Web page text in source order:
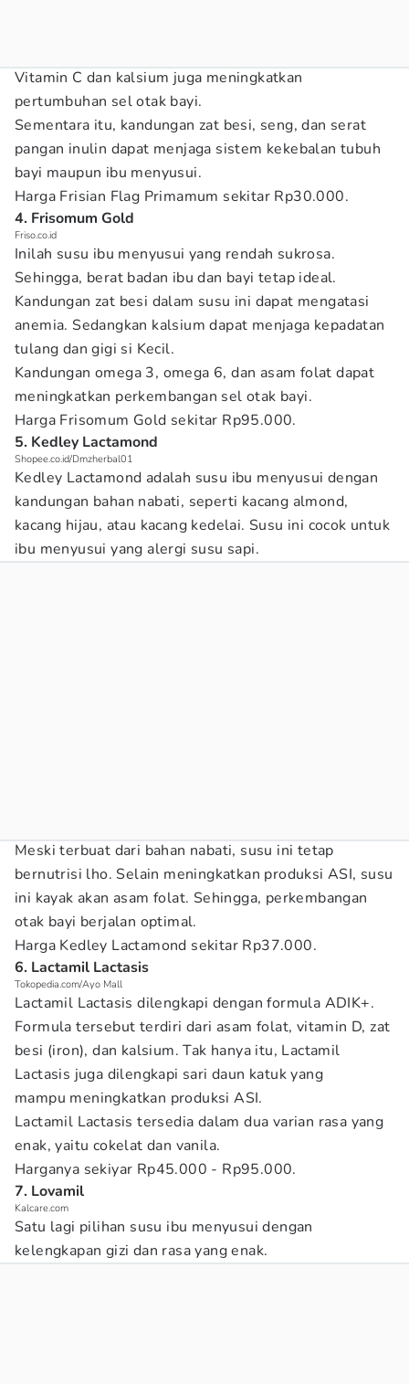
Vitamin C dan kalsium juga meningkatkan
pertumbuhan sel otak bayi.
Sementara itu, kandungan zat besi, seng, dan serat
pangan inulin dapat menjaga sistem kekebalan tubuh
bayi maupun ibu menyusui.
Harga Frisian Flag Primamum sekitar Rp30.000.
4. Frisomum Gold
Friso.co.id
Inilah susu ibu menyusui yang rendah sukrosa.
Sehingga, berat badan ibu dan bayi tetap ideal.
Kandungan zat besi dalam susu ini dapat mengatasi
anemia. Sedangkan kalsium dapat menjaga kepadatan
tulang dan gigi si Kecil.
Kandungan omega 3, omega 6, dan asam folat dapat
meningkatkan perkembangan sel otak bayi.
Harga Frisomum Gold sekitar Rp95.000.
5. Kedley Lactamond
Shopee.co.id/Dmzherbal01
Kedley Lactamond adalah susu ibu menyusui dengan
kandungan bahan nabati, seperti kacang almond,
kacang hijau, atau kacang kedelai. Susu ini cocok untuk
ibu menyusui yang alergi susu sapi.
Meski terbuat dari bahan nabati, susu ini tetap
bernutrisi lho. Selain meningkatkan produksi ASI, susu
ini kayak akan asam folat. Sehingga, perkembangan
otak bayi berjalan optimal.
Harga Kedley Lactamond sekitar Rp37.000.
6. Lactamil Lactasis
Tokopedia.com/Ayo Mall
Lactamil Lactasis dilengkapi dengan formula ADIK+.
Formula tersebut terdiri dari asam folat, vitamin D, zat
besi (iron), dan kalsium. Tak hanya itu, Lactamil
Lactasis juga dilengkapi sari daun katuk yang
mampu meningkatkan produksi ASI.
Lactamil Lactasis tersedia dalam dua varian rasa yang
enak, yaitu cokelat dan vanila.
Harganya sekiyar Rp45.000 - Rp95.000.
7. Lovamil
Kalcare.com
Satu lagi pilihan susu ibu menyusui dengan
kelengkapan gizi dan rasa yang enak.